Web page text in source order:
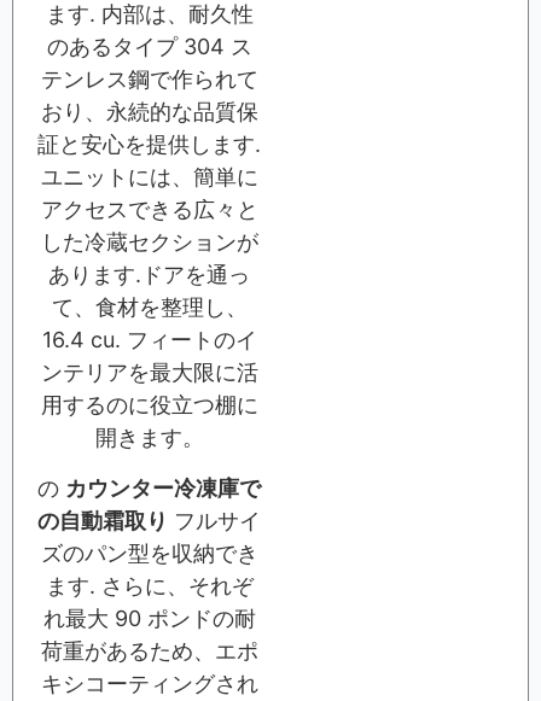
ます. 内部は、耐久性
のあるタイプ 304 ス
テンレス鋼で作られて
おり、永続的な品質保
証と安心を提供します.
ユニットには、簡単に
アクセスできる広々と
した冷蔵セクションが
あります.ドアを通っ
て、食材を整理し、
16.4 cu. フィートのイ
ンテリアを最大限に活
用するのに役立つ棚に
開きます。
の カウンター冷凍庫で
の自動霜取り フルサイ
ズのパン型を収納でき
ます. さらに、それぞ
れ最大 90 ポンドの耐
荷重があるため、エポ
キシコーティングされ